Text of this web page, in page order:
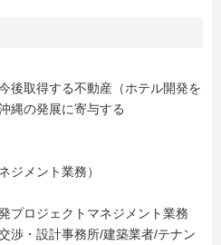
後取得する不動産（ホテル開発を
縄の発展に寄与する
ジメント業務）
プロジェクトマネジメント業務
渉・設計事務所/建築業者/テナン